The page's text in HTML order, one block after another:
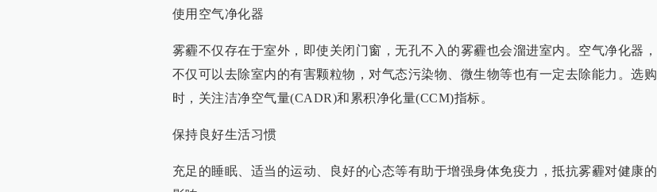
使用空气净化器
雾霾不仅存在于室外，即使关闭门窗，无孔不入的雾霾也会溜进室内。空气净化器，
不仅可以去除室内的有害颗粒物，对气态污染物、微生物等也有一定去除能力。选购
时，关注洁净空气量(CADR)和累积净化量(CCM)指标。
保持良好生活习惯
充足的睡眠、适当的运动、良好的心态等有助于增强身体免疫力，抵抗雾霾对健康的